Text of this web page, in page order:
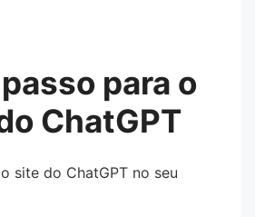
para o
ChatGPT
site do ChatGPT no seu